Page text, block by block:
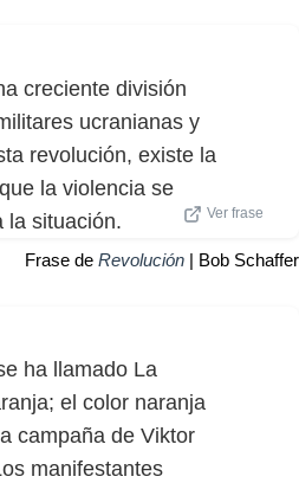
creciente división
ucranianas y
revolución, existe la
la violencia se
la situación.
Ver frase
Frase de Revolución | Bob Schaffer
ha llamado La
el color naranja
campaña de Viktor
manifestantes